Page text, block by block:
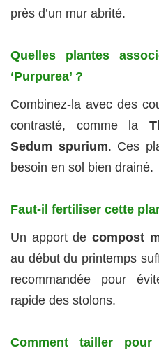
près d’un mur abrité.
Quelles plantes
‘Purpurea’ ?
Combinez-la avec des
contrasté, comme la
Sedum spurium. Ces
besoin en sol bien drainé.
Faut-il fertiliser cette
Un apport decompost
au début du printemps
recommandée pour
rapide des stolons.
Comment tailler